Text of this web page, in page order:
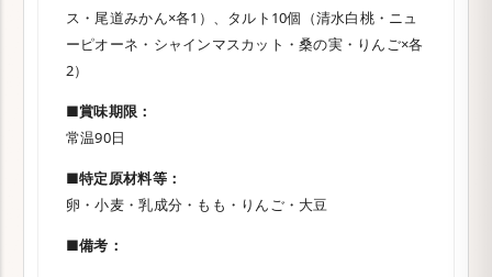
ス・尾道みかん×各1）、タルト10個（清水白桃・ニュ
ーピオーネ・シャインマスカット・桑の実・りんご×各
2）
■賞味期限：
常温90日
■特定原材料等：
卵・小麦・乳成分・もも・りんご・大豆
■備考：